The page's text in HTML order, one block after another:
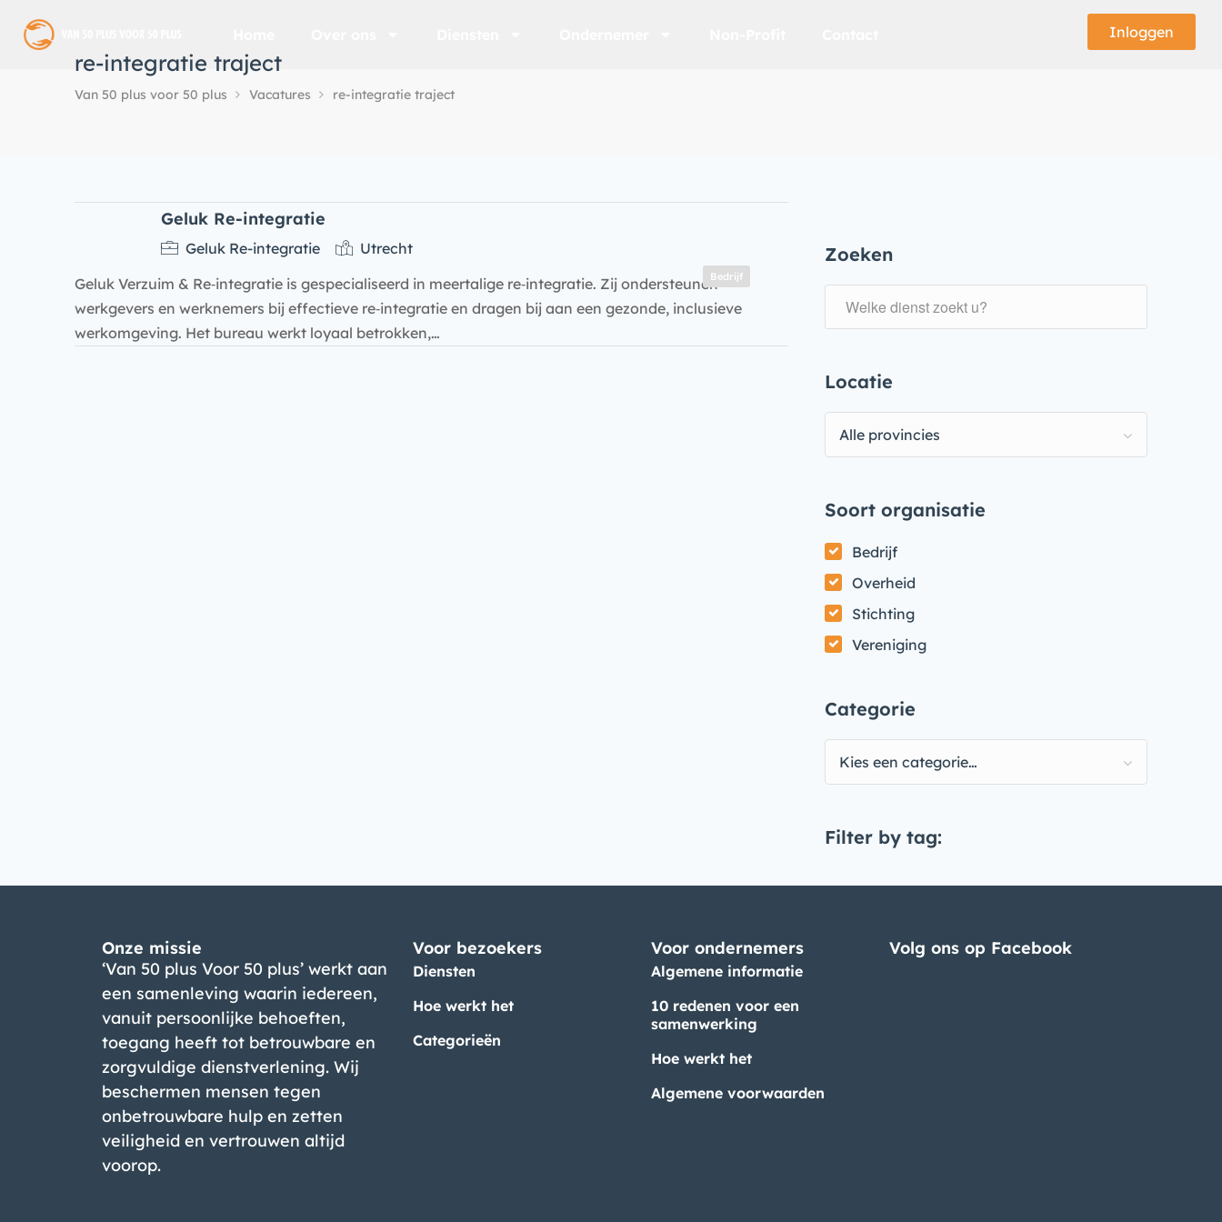
Inloggen
re-integratie traject
Van 50 plus voor 50 plus Vacatures re-integratie traject
Zoeken
Locatie
Alle provincies
Soort organisatie
Bedrijf
Overheid
Stichting
Vereniging
Categorie
Kies een categorie…
Filter by tag:
Geluk Re-integratie
Bedrijf
Geluk Re-integratie
Utrecht
Geluk Verzuim & Re‑integratie is gespecialiseerd in meertalige re‑integratie. Zij ondersteunen
werkgevers en werknemers bij effectieve re‑integratie en dragen bij aan een gezonde, inclusieve
werkomgeving. Het bureau werkt loyaal betrokken,…
Onze missie
‘Van 50 plus Voor 50 plus’ werkt aan
een samenleving waarin iedereen,
vanuit persoonlijke behoeften,
toegang heeft tot betrouwbare en
zorgvuldige dienstverlening. Wij
beschermen mensen tegen
onbetrouwbare hulp en zetten
veiligheid en vertrouwen altijd
voorop.
Voor bezoekers
Diensten
Hoe werkt het
Categorieën
Voor ondernemers
Algemene informatie
10 redenen voor een
samenwerking
Hoe werkt het
Algemene voorwaarden
Volg ons op Facebook